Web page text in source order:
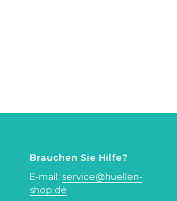
Brauchen Sie Hilfe?
E-mail: service@huellen-
shop.de